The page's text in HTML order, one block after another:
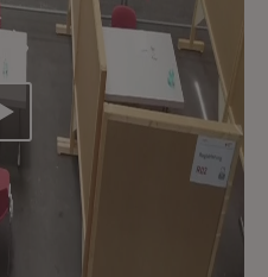
Video abspielen